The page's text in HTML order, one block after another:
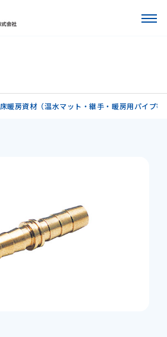
床暖房資材（温水マット・継手・暖房用パイプ等